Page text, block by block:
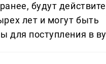
будут
лет и могут быть
для поступления в